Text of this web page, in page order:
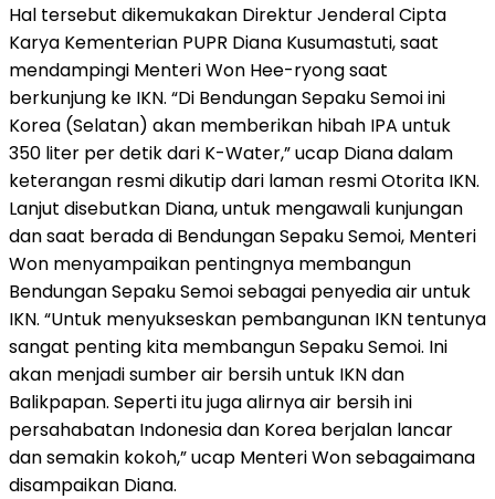
Hal tersebut dikemukakan Direktur Jenderal Cipta
Karya Kementerian PUPR Diana Kusumastuti, saat
mendampingi Menteri Won Hee-ryong saat
berkunjung ke IKN. “Di Bendungan Sepaku Semoi ini
Korea (Selatan) akan memberikan hibah IPA untuk
350 liter per detik dari K-Water,” ucap Diana dalam
keterangan resmi dikutip dari laman resmi Otorita IKN.
Lanjut disebutkan Diana, untuk mengawali kunjungan
dan saat berada di Bendungan Sepaku Semoi, Menteri
Won menyampaikan pentingnya membangun
Bendungan Sepaku Semoi sebagai penyedia air untuk
IKN. “Untuk menyukseskan pembangunan IKN tentunya
sangat penting kita membangun Sepaku Semoi. Ini
akan menjadi sumber air bersih untuk IKN dan
Balikpapan. Seperti itu juga alirnya air bersih ini
persahabatan Indonesia dan Korea berjalan lancar
dan semakin kokoh,” ucap Menteri Won sebagaimana
disampaikan Diana.